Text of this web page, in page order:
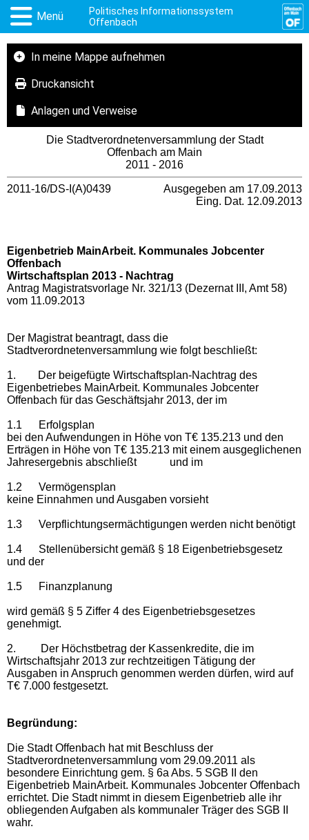
Menü
Politisches Informationssystem
Offenbach
In meine Mappe aufnehmen
Druckansicht
Anlagen und Verweise
Die Stadtverordnetenversammlung der Stadt
Offenbach am Main
2011 - 2016
2011-16/DS-I(A)0439
Ausgegeben am 17.09.2013
Eing. Dat. 12.09.2013
Eigenbetrieb MainArbeit. Kommunales Jobcenter
Offenbach
Wirtschaftsplan 2013 - Nachtrag
Antrag Magistratsvorlage Nr. 321/13 (Dezernat III, Amt 58)
vom 11.09.2013
Der Magistrat beantragt, dass die
Stadtverordnetenversammlung wie folgt beschließt:
1. Der beigefügte Wirtschaftsplan-Nachtrag des
Eigenbetriebes MainArbeit. Kommunales Jobcenter
Offenbach für das Geschäftsjahr 2013, der im
1.1 Erfolgsplan
bei den Aufwendungen in Höhe von T€ 135.213 und den
Erträgen in Höhe von T€ 135.213 mit einem ausgeglichenen
Jahresergebnis abschließt und im
1.2 Vermögensplan
keine Einnahmen und Ausgaben vorsieht
1.3 Verpflichtungsermächtigungen werden nicht benötigt
1.4 Stellenübersicht gemäß § 18 Eigenbetriebsgesetz
und der
1.5 Finanzplanung
wird gemäß § 5 Ziffer 4 des Eigenbetriebsgesetzes
genehmigt.
2. Der Höchstbetrag der Kassenkredite, die im
Wirtschaftsjahr 2013 zur rechtzeitigen Tätigung der
Ausgaben in Anspruch genommen werden dürfen, wird auf
T€ 7.000 festgesetzt.
Begründung:
Die Stadt Offenbach hat mit Beschluss der
Stadtverordnetenversammlung vom 29.09.2011 als
besondere Einrichtung gem. § 6a Abs. 5 SGB II den
Eigenbetrieb MainArbeit. Kommunales Jobcenter Offenbach
errichtet. Die Stadt nimmt in diesem Eigenbetrieb alle ihr
obliegenden Aufgaben als kommunaler Träger des SGB II
wahr.